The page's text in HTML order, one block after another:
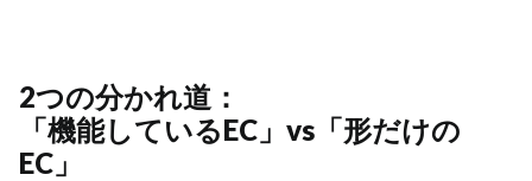
2つの分かれ道：
「機能しているEC」vs「形だけの
EC」